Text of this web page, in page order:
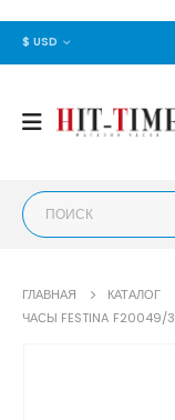
$ USD
ГЛАВНАЯ КАТАЛОГ
ЧАСЫ FESTINA F20049/3